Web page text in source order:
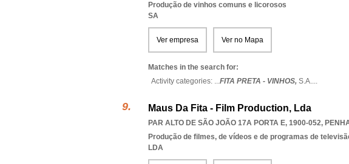
Produção de vinhos comuns e licorosos
SA
Ver empresa Ver no Mapa
Matches in the search for:
Activity categories: ...FITA PRETA - VINHOS, S.A....
Maus Da Fita - Film Production, Lda
PAR ALTO DE SÃO JOÃO 17A PORTA E, 1900-052,
Produção de filmes, de vídeos e de programas de
LDA